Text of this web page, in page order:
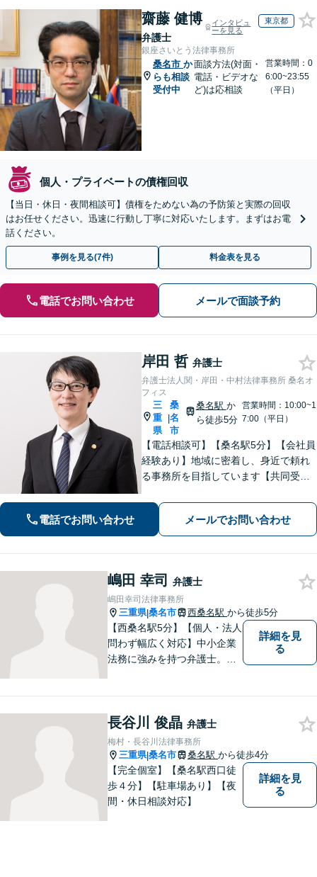
齋藤 健博
弁護士
インタビュ
ーを見る
東京都
銀座さいとう法律事務所
桑名市 か
らも相談
受付中
面談方法(対面・
電話・ビデオな
ど)は応相談
営業時間：0
6:00~23:55
（平日）
個人・プライベートの債権回収
【当日・休日・夜間相談可】債権をためない為の予防策と実際の回収
はお任せください。迅速に行動し丁寧に対応いたします。まずはお電
話ください。
事例を見る(7件) 料金表を見る
電話でお問い合わせ メールで面談予約
岸田 哲 弁護士
弁護士法人関・岸田・中村法律事務所 桑名オ
フィス
三
重
県
|
桑
名
市
桑名駅 か
ら徒歩5分
営業時間：10:00~1
7:00（平日）
【電話相談可】【桑名駅5分】【会社員
経験あり】地域に密着し、身近で頼れ
る事務所を目指しています【共同受任
全力を尽くします。一人で悩まず、お
気軽にご相談ください【夜間土日相談
可（要予約）】
電話でお問い合わせ メールでお問い合わせ
嶋田 幸司 弁護士
嶋田幸司法律事務所
三重県|桑名市 西桑名駅 から徒歩5分
【西桑名駅5分】【個人・法人
問わず幅広く対応】中小企業
法務に強みを持つ弁護士。個
します。お困りごとは、お気
軽にご相談ください。
詳細を見
る
長谷川 俊晶 弁護士
梅村・長谷川法律事務所
三重県|桑名市 桑名駅 から徒歩4分
【完全個室】【桑名駅西口徒
歩４分】【駐車場あり】【夜
間・休日相談対応】
詳細を見
る